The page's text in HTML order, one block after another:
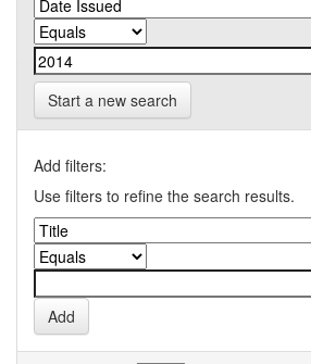
Start a new search
Add filters:
Use filters to refine the search results.